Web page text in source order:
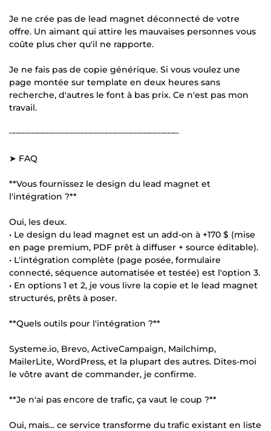
Je ne crée pas de lead magnet déconnecté de votre
offre. Un aimant qui attire les mauvaises personnes vous
coûte plus cher qu'il ne rapporte.
Je ne fais pas de copie générique. Si vous voulez une
page montée sur template en deux heures sans
recherche, d'autres le font à bas prix. Ce n'est pas mon
travail.
┄┄┄┄┄┄┄┄┄┄┄┄┄┄┄┄┄┄┄┄┄┄┄┄┄┄┄┄┄┄┄┄┄┄┄
➤ FAQ
**Vous fournissez le design du lead magnet et
l'intégration ?**
Oui, les deux.
• Le design du lead magnet est un add-on à +170 $ (mise
en page premium, PDF prêt à diffuser + source éditable).
• L'intégration complète (page posée, formulaire
connecté, séquence automatisée et testée) est l'option 3.
• En options 1 et 2, je vous livre la copie et le lead magnet
structurés, prêts à poser.
**Quels outils pour l'intégration ?**
Systeme.io, Brevo, ActiveCampaign, Mailchimp,
MailerLite, WordPress, et la plupart des autres. Dites-moi
le vôtre avant de commander, je confirme.
**Je n'ai pas encore de trafic, ça vaut le coup ?**
Oui, mais... ce service transforme du trafic existant en liste